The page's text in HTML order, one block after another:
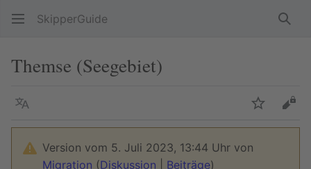
SkipperGuide
Themse (Seegebiet)
Sprache
Version vom 5. Juli 2023, 13:44 Uhr von
Migration (Diskussion Beiträge)